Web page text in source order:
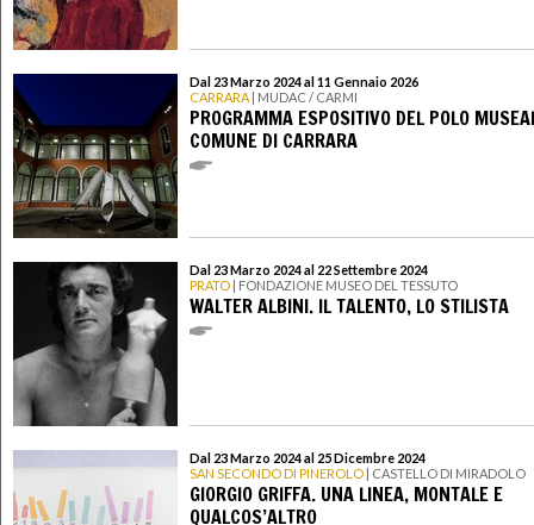
Dal 23 Marzo 2024 al 11 Gennaio 2026
CARRARA | MUDAC / CARMI
PROGRAMMA ESPOSITIVO DEL POLO
COMUNE DI CARRARA
Dal 23 Marzo 2024 al 22 Settembre 2024
PRATO | FONDAZIONE MUSEO DEL TESSUTO
WALTER ALBINI. IL TALENTO, LO STILISTA
Dal 23 Marzo 2024 al 25 Dicembre 2024
SAN SECONDO DI PINEROLO | CASTELLO DI MIRADOLO
GIORGIO GRIFFA. UNA LINEA, MONTALE E
QUALCOS’ALTRO